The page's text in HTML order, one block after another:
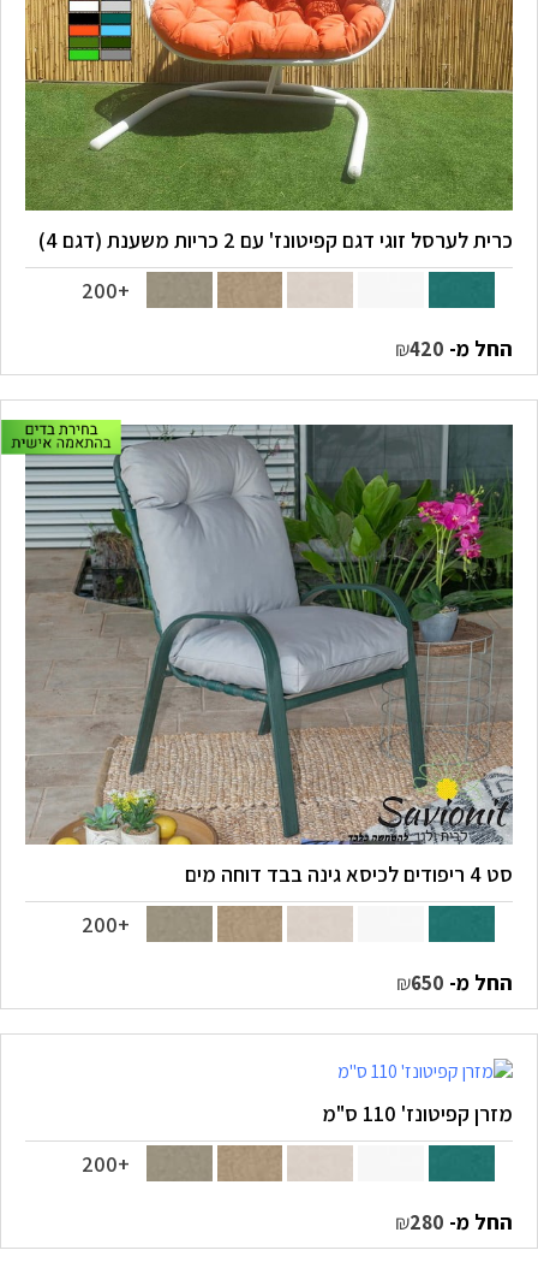
כרית לערסל זוגי דגם קפיטונז' עם 2 כריות משענת (דגם 4)
+200
החל מ- ₪420
סט 4 ריפודים לכיסא גינה בבד דוחה מים
+200
החל מ- ₪650
מזרן קפיטונז' 110 ס"מ
+200
החל מ- ₪280